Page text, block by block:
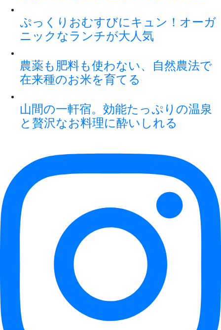
ぷっくりおむすびにキュン！オーガ
ニックなランチが大人気
農薬も肥料も使わない、自然農法で
在来種のお米を育てる
山間の一軒宿。効能たっぷりの温泉
と贅沢なお料理に酔いしれる